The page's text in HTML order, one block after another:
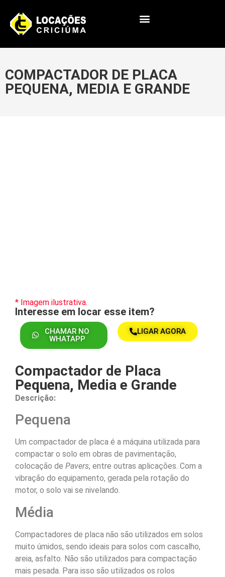
COMPACTADOR DE PLACA
PEQUENA, MEDIA E GRANDE
* Imagem ilustrativa.
Interesse em locar esse item?
CHAMAR NO
WHATAPP
LIGAR AGORA
Compactador de Placa
Pequena, Media e Grande
Descrição:
Pequena
Um compactador de placa é a máquina utilizada para
compactar o solo em obras de pavimentação,
colocação de Pavers, entre outras aplicações. Com a
vibração do equipamento, gerada pela rotação do
motor, o solo vai se nivelando.
Média
Compactadores de placa não são utilizados em solos
muito úmidos, sendo ideais para solos com cascalho,
areia, asfalto. Não são utilizados para compactação
mais pesada. Para isso são utilizados os rolos